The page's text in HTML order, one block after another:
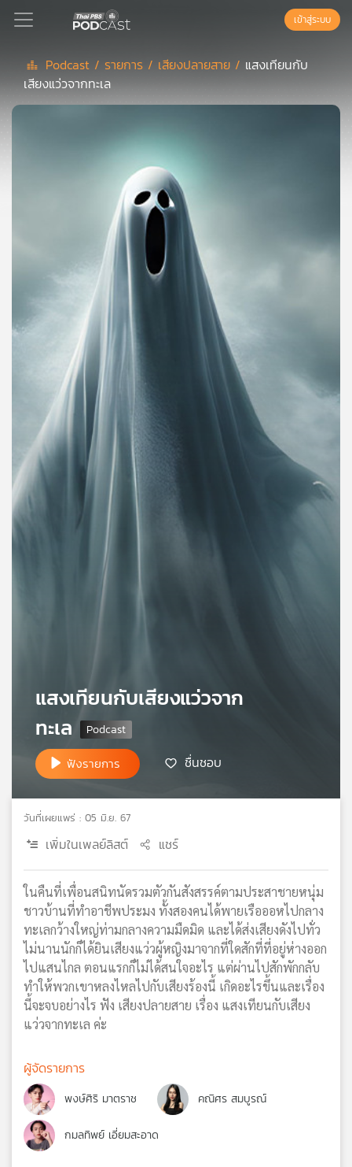
Podcast
สต์
ของ
บทความ
เครือ
เอส
แผนที่
วิทยุ
เครือ
ข่าย
เข้าสู่ระบบ
Podcast / รายการ / เสียงปลายสาย / แสงเทียนกับ
เสียงแว่วจากทะเล
แสงเทียนกับเสียงแว่วจาก
ทะเล
ฟังรายการ ชื่นชอบ
วันที่เผยแพร่ : 05 มิ.ย. 67
เพิ่มในเพลย์ลิสต์ แชร์
ในคืนที่เพื่อนสนิทนัดรวมตัวกันสังสรรค์ตามประสาชายหนุ่ม
ชาวบ้านที่ทำอาชีพประมง ทั้งสองคนได้พายเรือออหไปกลาง
ทะเลกว้างใหญ่ท่ามกลางความมืดมิด และได้ส่งเสียงดังไปทั่ว
ไม่นานนักก็ได้ยินเสียงแว่วผู้หญิงมาจากที่ใดสักที่ที่อยู่ห่างออก
ไปแสนไกล ตอนแรกก็ไม่ได้สนใจอะไร แต่ผ่านไปสักพักกลับ
ทำให้พวกเขาหลงไหลไปกับเสียงร้องนี้ เกิดอะไรขึ้นและเรื่อง
นี้จะจบอย่างไร ฟัง เสียงปลายสาย เรื่อง แสงเทียนกับเสียง
แว่วจากทะเล ค่ะ
ผู้จัดรายการ
พงษ์ศิริ มาตราช คณิศร สมบูรณ์
กมลทิพย์ เอี่ยมสะอาด